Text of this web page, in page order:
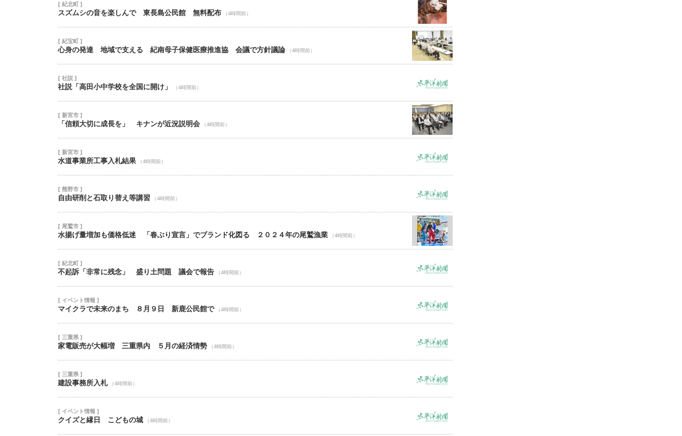
[ 紀北町 ]
スズムシの音を楽しんで 東長島公民館 無料配布 （4時間前）
[ 紀宝町 ]
心身の発達 地域で支える 紀南母子保健医療推進協 会議で方針議論 （4時間前）
[ 社説 ]
社説「高田小中学校を全国に開け」 （4時間前）
[ 新宮市 ]
「信頼大切に成長を」 キナンが近況説明会 （4時間前）
[ 新宮市 ]
水道事業所工事入札結果 （4時間前）
[ 熊野市 ]
自由研削と石取り替え等講習 （4時間前）
[ 尾鷲市 ]
水揚げ量増加も価格低迷 「春ぶり宣言」でブランド化図る ２０２４年の尾鷲漁業 （4時間前）
[ 紀北町 ]
不起訴「非常に残念」 盛り土問題 議会で報告 （4時間前）
[ イベント情報 ]
マイクラで未来のまち ８月９日 新鹿公民館で （4時間前）
[ 三重県 ]
家電販売が大幅増 三重県内 ５月の経済情勢 （4時間前）
[ 三重県 ]
建設事務所入札 （4時間前）
[ イベント情報 ]
クイズと縁日 こどもの城 （4時間前）